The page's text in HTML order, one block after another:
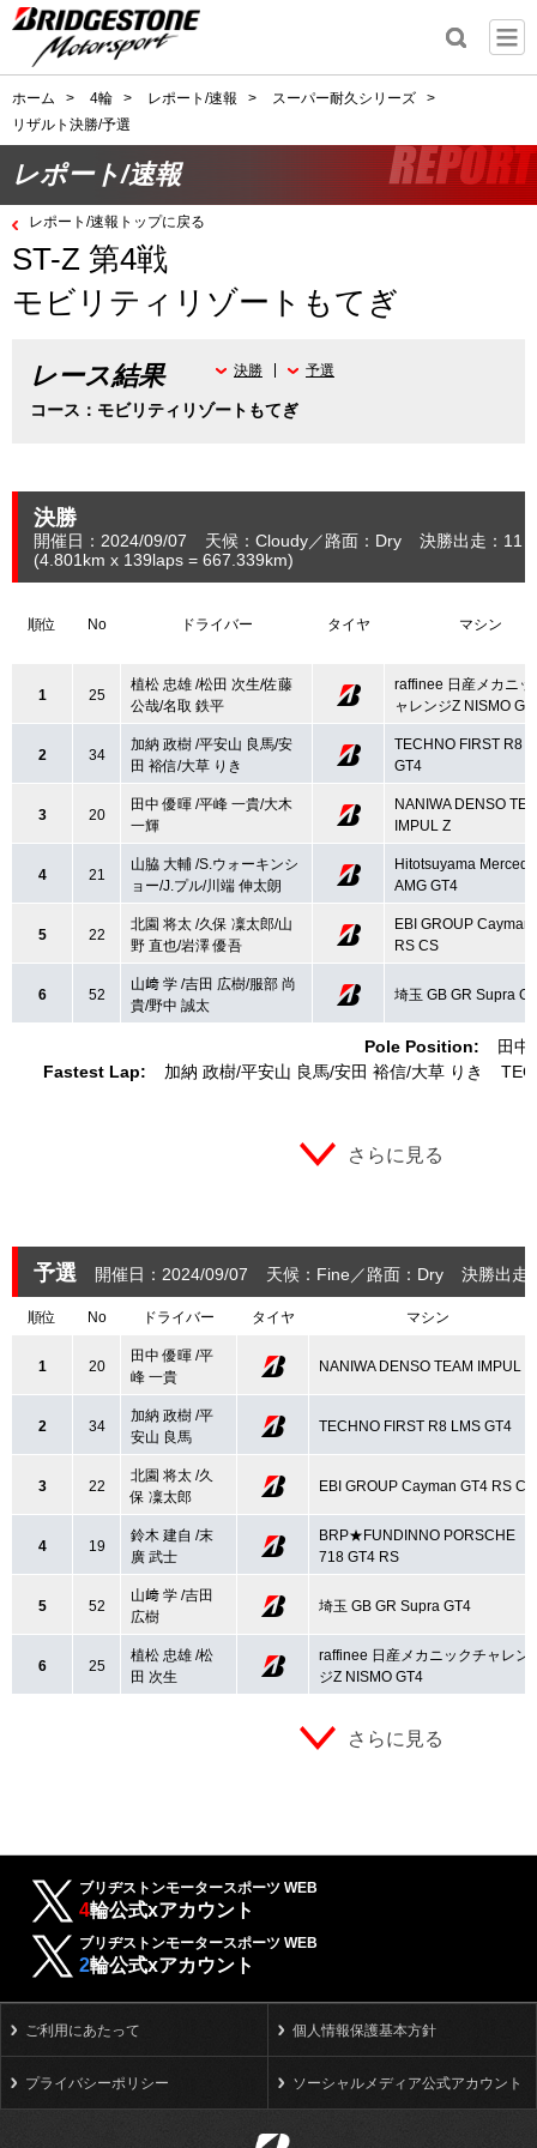
ホーム > 4輪 > レポート/速報 > スーパー耐久シリーズ
>
リザルト決勝/予選
レポート/速報
レポート/速報トップに戻る
ST-Z 第4戦
モビリティリゾートもてぎ
レース結果
コース：モビリティリゾートもてぎ
決勝 予選
決勝
開催日：2024/09/07 天候：Cloudy 路面：Dry
決勝出走：11
(4.801 km x 139laps = 667.339km)
順位 No ドライバー タイヤ マシン
Pole Position:
田中
Fastest Lap:
加納 政樹 平安山 良馬 安田 裕信 大草 りき
1 25
植松 忠雄 /松田 次生/佐藤
公哉/名取 鉄平
raffinee 日産メカニッ
ャレンジZ NISMO
2 34
加納 政樹 /平安山 良馬/安
田 裕信/大草 りき
TECHNO FIRST R8
GT4
3 20
田中 優暉 /平峰 一貴/大木
一輝
NANIWA DENSO
IMPUL Z
4 21
山脇 大輔 /S.ウォーキンシ
ョー/J.プル/川端 伸太朗
Hitotsuyama
AMG GT4
5 22
北園 将太 /久保 凜太郎/山
野 直也/岩澤 優吾
EBI GROUP Cayman
RS CS
6 52
山﨑 学 /吉田 広樹/服部 尚
貴/野中 誠太
埼玉 GB GR Supra
さらに見る
予選 開催日：2024/09/07 天候：Fine 路面：Dry 決勝出走
順位 No ドライバー タイヤ マシン
1 20
田中 優暉 /平
峰 一貴
NANIWA DENSO TEAM IMPUL Z
2 34
加納 政樹 /平
安山 良馬
TECHNO FIRST R8 LMS GT4
3 22
北園 将太 /久
保 凜太郎
EBI GROUP Cayman GT4 RS CS
4 19
鈴木 建自 /末
廣 武士
BRP★FUNDINNO PORSCHE
718 GT4 RS
5 52
山﨑 学 /吉田
広樹
埼玉 GB GR Supra GT4
6 25
植松 忠雄 /松
田 次生
raffinee 日産メカニックチャレン
ジZ NISMO GT4
さらに見る
ブリヂストンモータースポーツ WEB
4輪公式xアカウント
ブリヂストンモータースポーツ WEB
2輪公式xアカウント
ご利用にあたって 個人情報保護基本方針
プライバシーポリシー ソーシャルメディア公式アカウント